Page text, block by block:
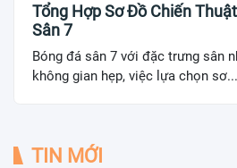
Tổng Hợp Sơ Đồ Chiến
Sân 7
Bóng đá sân 7 với đặc trưng sân
không gian hẹp, việc lựa chọn sơ...
TIN MỚI